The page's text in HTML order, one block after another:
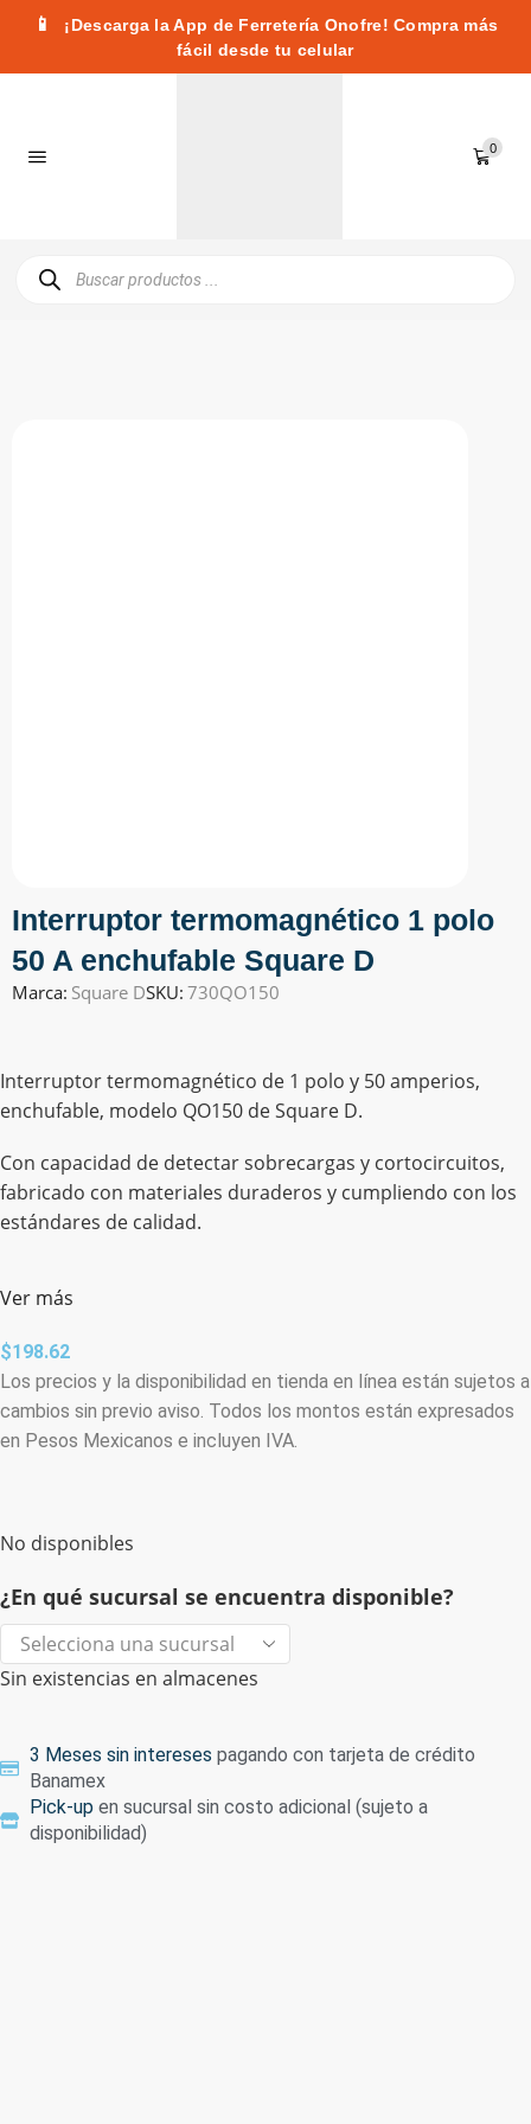
📱
¡Descarga la App de Ferretería Onofre! Compra más
fácil desde tu celular
0
Interruptor termomagnético 1 polo
50 A enchufable Square D
Marca: Square DSKU: 730QO150
Interruptor termomagnético de 1 polo y 50 amperios,
enchufable, modelo QO150 de Square D.
Con capacidad de detectar sobrecargas y cortocircuitos,
fabricado con materiales duraderos y cumpliendo con los
estándares de calidad.
Ver más
$198.62
Los precios y la disponibilidad en tienda en línea están sujetos a
cambios sin previo aviso. Todos los montos están expresados
en Pesos Mexicanos e incluyen IVA.
No disponibles
¿En qué sucursal se encuentra disponible?
Sin existencias en almacenes
3 Meses sin intereses pagando con tarjeta de crédito
Banamex
Pick-up en sucursal sin costo adicional (sujeto a
disponibilidad)